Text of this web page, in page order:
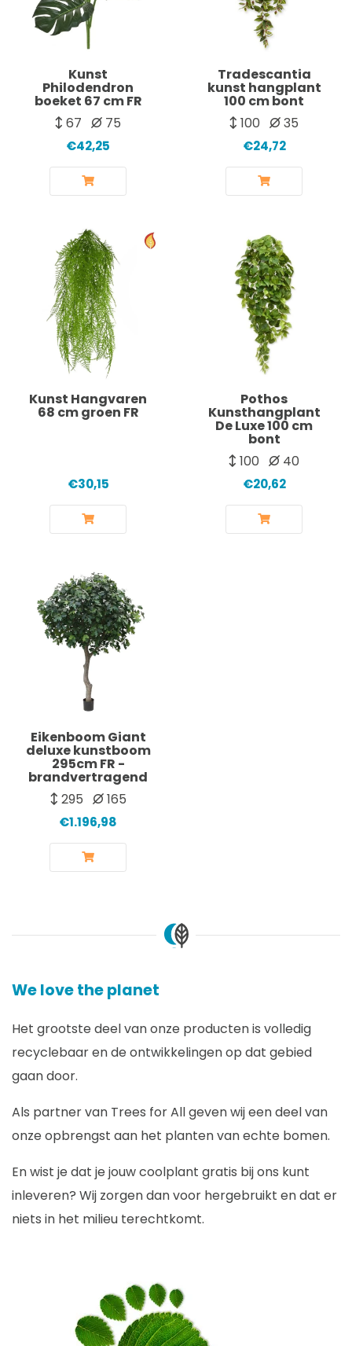
Kunst
Philodendron
boeket 67 cm FR
67
75
€42,25
Tradescantia
kunst hangplant
100 cm bont
100
35
€24,72
Kunst Hangvaren
68 cm groen FR
€30,15
Pothos
Kunsthangplant
De Luxe 100 cm
bont
100
40
€20,62
Eikenboom Giant
deluxe kunstboom
295cm FR -
brandvertragend
295
165
€1.196,98
We love the planet
Het grootste deel van onze producten is volledig
recyclebaar en de ontwikkelingen op dat gebied
gaan door.
Als partner van Trees for All geven wij een deel van
onze opbrengst aan het planten van echte bomen.
En wist je dat je jouw coolplant gratis bij ons kunt
inleveren? Wij zorgen dan voor hergebruikt en dat er
niets in het milieu terechtkomt.